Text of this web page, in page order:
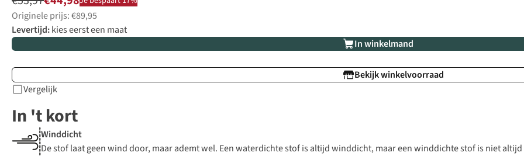
Originele prijs: €89,95
Levertijd:kies eerst een maat
In winkelmand
Bekijk winkelvoorraad
Vergelijk
In 't kort
Winddicht
De stof laat geen wind door, maar ademt wel. Een waterdichte stof is altijd winddicht, maar een winddichte stof is niet